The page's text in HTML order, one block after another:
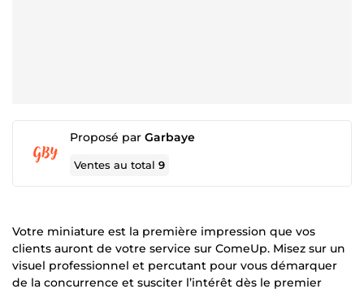
Proposé par Garbaye
Ventes au total9
Votre miniature est la première impression que vos
clients auront de votre service sur ComeUp. Misez sur un
visuel professionnel et percutant pour vous démarquer
de la concurrence et susciter l’intérêt dès le premier